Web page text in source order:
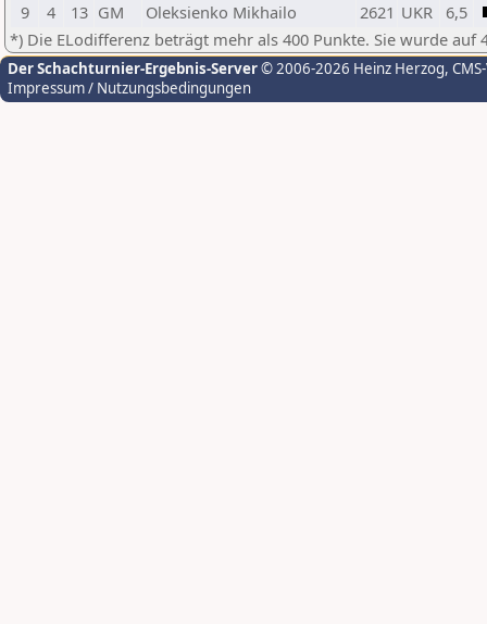
9
4 13 GM Oleksienko Mikhailo 2621 UKR
6,5
*) Die ELodifferenz beträgt mehr als 400 Punkte. Sie wurde auf
Der Schachturnier-Ergebnis-Server© 2006-2026 Heinz Herzog,
Impressum / Nutzungsbedingungen